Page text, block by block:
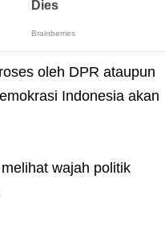
oleh DPR ataupun
Indonesia akan
wajah politik